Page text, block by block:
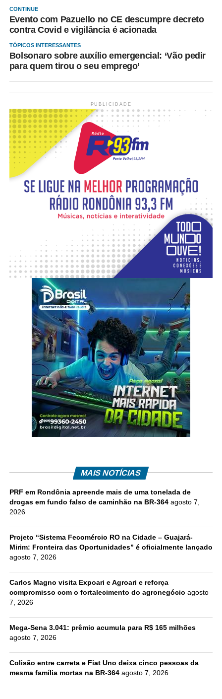
CONTINUE
Evento com Pazuello no CE descumpre decreto
contra Covid e vigilância é acionada
TÓPICOS INTERESSANTES
Bolsonaro sobre auxílio emergencial: ‘Vão pedir
para quem tirou o seu emprego’
PUBLICIDADE
MAIS NOTÍCIAS
PRF em Rondônia apreende mais de uma tonelada de
drogas em fundo falso de caminhão na BR-364 agosto 7,
2026
Projeto “Sistema Fecomércio RO na Cidade – Guajará-
Mirim: Fronteira das Oportunidades” é oficialmente lançado
agosto 7, 2026
Carlos Magno visita Expoari e Agroari e reforça
compromisso com o fortalecimento do agronegócio agosto
7, 2026
Mega-Sena 3.041: prêmio acumula para R$ 165 milhões
agosto 7, 2026
Colisão entre carreta e Fiat Uno deixa cinco pessoas da
mesma família mortas na BR-364 agosto 7, 2026